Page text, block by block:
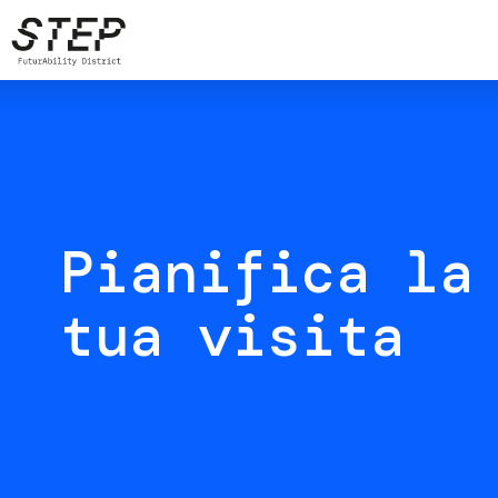
Salta
al
contenuto
Pianifica la
tua visita